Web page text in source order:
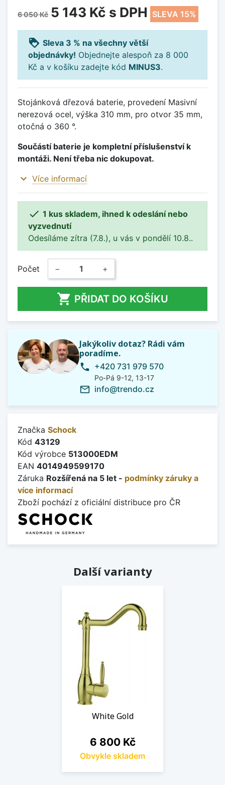
6 050 Kč 5 143 Kč s DPH SLEVA 15%
loyalty Sleva 3 % na všechny větší
objednávky! Objednejte alespoň za 8 000
Kč a v košíku zadejte kód MINUS3.
Stojánková dřezová baterie, provedení Masivní
nerezová ocel, výška 310 mm, pro otvor 35 mm,
otočná o 360 °.
Součástí baterie je kompletní příslušenství k
montáži. Není třeba nic dokupovat.
expand_more Více informací
 1 kus skladem, ihned k odeslání nebo
vyzvednutí
Odesíláme zítra (7.8.), u vás v pondělí 10.8..
Počet − +
 PŘIDAT DO KOŠÍKU
Jakýkoliv dotaz? Rádi vám
poradíme.
phone +420 731 979 570
Po-Pá 9-12, 13-17
mail_outline info@trendo.cz
Značka Schock
Kód 43129
Kód výrobce 513000EDM
EAN 4014949599170
Záruka Rozšířená na 5 let - podmínky záruky a
více informací
Zboží pochází z oficiální distribuce pro ČR
Další varianty
White Gold
Cena
6 800 Kč
Obvykle skladem